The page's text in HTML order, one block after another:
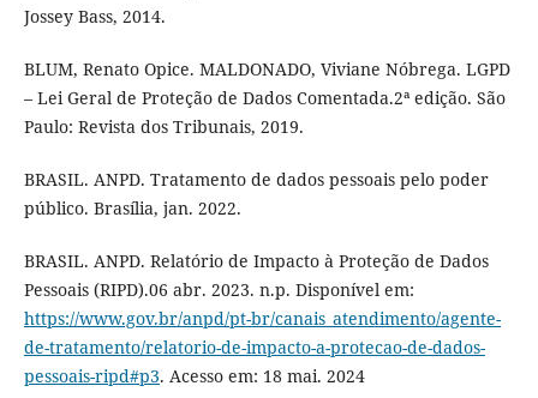
Jossey Bass, 2014.
BLUM, Renato Opice. MALDONADO, Viviane Nóbrega. LGPD
– Lei Geral de Proteção de Dados Comentada.2ª edição. São
Paulo: Revista dos Tribunais, 2019.
BRASIL. ANPD. Tratamento de dados pessoais pelo poder
público. Brasília, jan. 2022.
BRASIL. ANPD. Relatório de Impacto à Proteção de Dados
Pessoais (RIPD).06 abr. 2023. n.p. Disponível em:
https://www.gov.br/anpd/pt-br/canais_atendimento/agente-
de-tratamento/relatorio-de-impacto-a-protecao-de-dados-
pessoais-ripd#p3. Acesso em: 18 mai. 2024